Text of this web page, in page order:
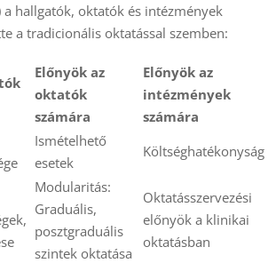
a hallgatók, oktatók és intézmények
a tradicionális oktatással szemben:
Előnyök az
oktatók
számára
Előnyök az
intézmények
számára
Ismételhető
esetek
Költséghatékonyság
Modularitás:
Graduális,
posztgraduális
szintek oktatása
Oktatásszervezési
előnyök a klinikai
oktatásban